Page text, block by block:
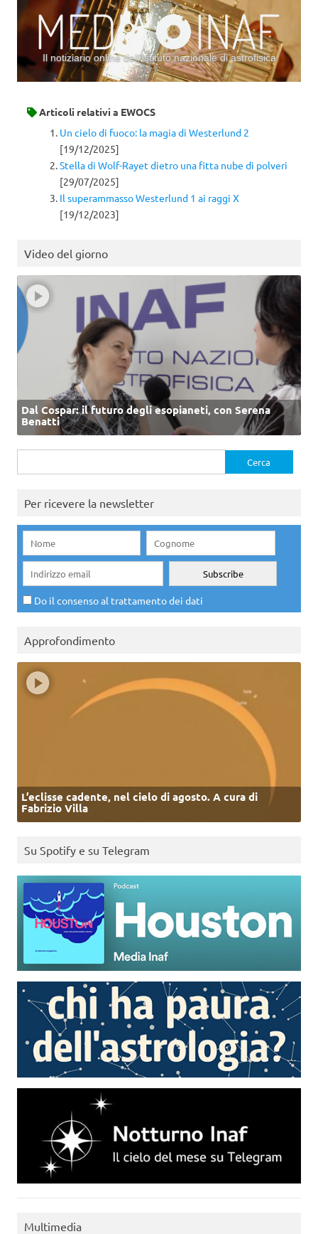
Il notiziario online dell’Istituto nazionale di astrofisica
Articoli relativi a EWOCS
Un cielo di fuoco: la magia di Westerlund 2
[19/12/2025]
Stella di Wolf-Rayet dietro una fitta nube di polveri
[29/07/2025]
Il superammasso Westerlund 1 ai raggi X
[19/12/2023]
Video del giorno
Dal Cospar: il futuro degli esopianeti, con Serena
Benatti
per:
Per ricevere la newsletter
Do il consenso al trattamento dei dati
Approfondimento
L’eclisse cadente, nel cielo di agosto. A cura di
Fabrizio Villa
Su Spotify e su Telegram
Multimedia